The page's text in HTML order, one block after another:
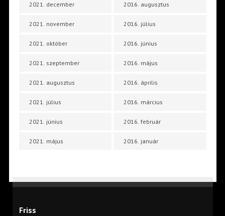
2021. december
2021. november
2021. október
2021. szeptember
2021. augusztus
2021. július
2021. június
2021. május
2016. augusztus
2016. július
2016. június
2016. május
2016. április
2016. március
2016. február
2016. január
Friss